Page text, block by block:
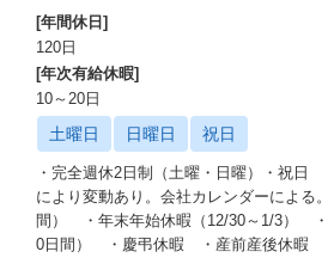
[年間休日]
120日
[年次有給休暇]
10～20日
土曜日 日曜日 祝日
・完全週休2日制（土曜・日曜）・祝日
により変動あり。会社カレンダーによる
間） ・年末年始休暇（12/30～1/3） ・
0日間） ・慶弔休暇 ・産前産後休暇